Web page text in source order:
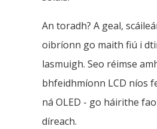
An toradh? A geal,
oibríonn go maith fiú i
lasmuigh. Seo réimse
bhfeidhmíonn LCD níos
ná OLED - go háirithe
díreach.